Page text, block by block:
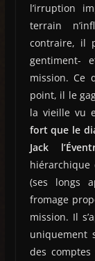
l’irruption
terrain
contraire, il
gentiment-
mission. Ce
point, il le
la vieille vu
fort que le
Jack
hiérarchique
(ses longs
fromage
mission. Il
uniquement
des